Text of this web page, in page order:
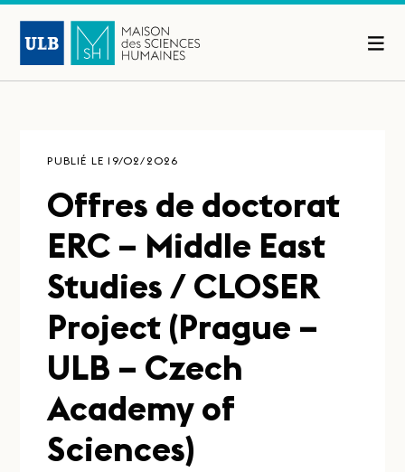
PUBLIÉ LE 19/02/2026
Offres de doctorat
ERC – Middle East
Studies / CLOSER
Project (Prague –
ULB – Czech
Academy of
Sciences)